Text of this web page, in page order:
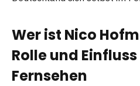
Wer ist Nico
Rolle und
Fernsehen